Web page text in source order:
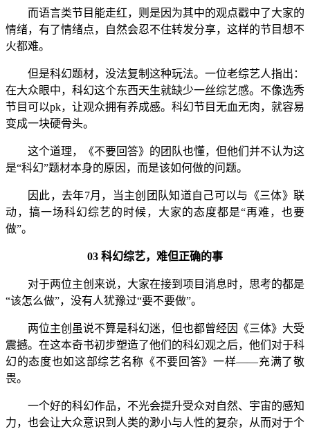
而语言类节目能走红，则是因为其中的观点戳中了大家的
情绪，有了情绪点，自然会忍不住转发分享，这样的节目想不
火都难。
但是科幻题材，没法复制这种玩法。一位老综艺人指出：
在大众眼中，科幻这个东西天生就缺少一丝综艺感。不像选秀
节目可以pk，让观众拥有养成感。科幻节目无血无肉，就容易
变成一块硬骨头。
这个道理，《不要回答》的团队也懂，但他们并不认为这
是“科幻”题材本身的原因，而是该如何做的问题。
因此，去年7月，当主创团队知道自己可以与《三体》联
动，搞一场科幻综艺的时候，大家的态度都是“再难，也要
做”。
03 科幻综艺，难但正确的事
对于两位主创来说，大家在接到项目消息时，思考的都是
“该怎么做”，没有人犹豫过“要不要做”。
两位主创虽说不算是科幻迷，但也都曾经因《三体》大受
震撼。在这本奇书初步塑造了他们的科幻观之后，他们对于科
幻的态度也如这部综艺名称《不要回答》一样——充满了敬
畏。
一个好的科幻作品，不光会提升受众对自然、宇宙的感知
力，也会让大众意识到人类的渺小与人性的复杂，从而对于个